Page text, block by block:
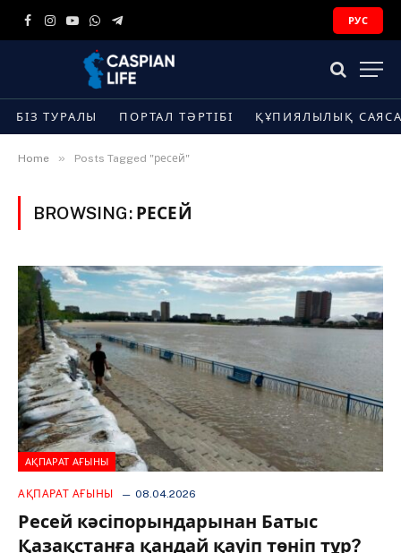
Facebook
Instagram
YouTube
WhatsApp
Telegram
РУС
БІЗ ТУРАЛЫ ПОРТАЛ ТӘРТІБІ ҚҰПИЯЛЫЛЫҚ
Home » Posts Tagged "ресей"
BROWSING: РЕСЕЙ
АҚПАРАТ АҒЫНЫ
АҚПАРАТ АҒЫНЫ 08.04.2026
Ресей кәсіпорындарынан Батыс
Қазақстанға қандай қауіп төніп тұр?